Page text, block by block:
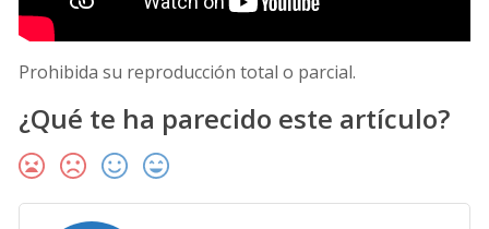
Prohibida su reproducción total o parcial.
¿Qué te ha parecido este artículo?